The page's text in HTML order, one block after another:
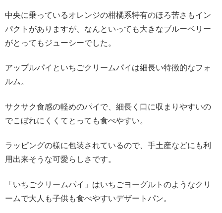
中央に乗っているオレンジの柑橘系特有のほろ苦さもイン
パクトがありますが、なんといっても大きなブルーベリー
がとってもジューシーでした。
アップルパイといちごクリームパイは細長い特徴的なフォ
ルム。
サクサク食感の軽めのパイで、細長く口に収まりやすいの
でこぼれにくくてとっても食べやすい。
ラッピングの様に包装されているので、手土産などにも利
用出来そうな可愛らしさです。
「いちごクリームパイ」はいちごヨーグルトのようなクリ
ームで大人も子供も食べやすいデザートパン。